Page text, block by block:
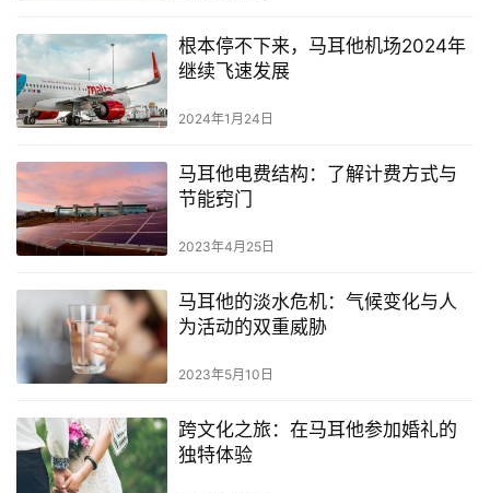
根本停不下来，马耳他机场2024年
继续飞速发展
2024年1月24日
马耳他电费结构：了解计费方式与
节能窍门
2023年4月25日
马耳他的淡水危机：气候变化与人
为活动的双重威胁
2023年5月10日
跨文化之旅：在马耳他参加婚礼的
独特体验